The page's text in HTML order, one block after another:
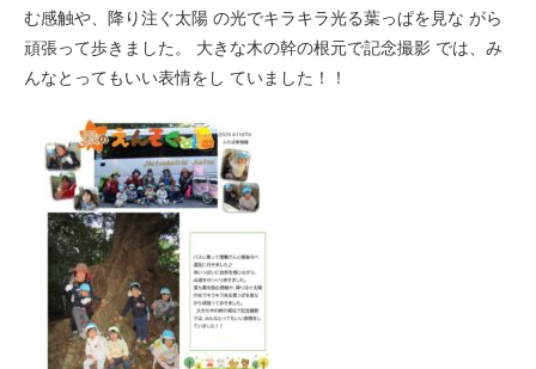
む感触や、降り注ぐ太陽 の光でキラキラ光る葉っぱを見な がら
頑張って歩きました。 大きな木の幹の根元で記念撮影 では、み
んなとってもいい表情をし ていました！！